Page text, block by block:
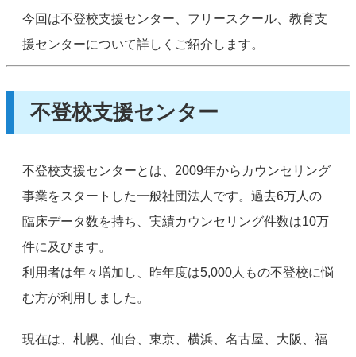
今回は不登校支援センター、フリースクール、教育支
援センターについて詳しくご紹介します。
不登校支援センター
不登校支援センターとは、2009年からカウンセリング
事業をスタートした一般社団法人です。過去6万人の
臨床データ数を持ち、実績カウンセリング件数は10万
件に及びます。
利用者は年々増加し、昨年度は5,000人もの不登校に悩
む方が利用しました。
現在は、札幌、仙台、東京、横浜、名古屋、大阪、福